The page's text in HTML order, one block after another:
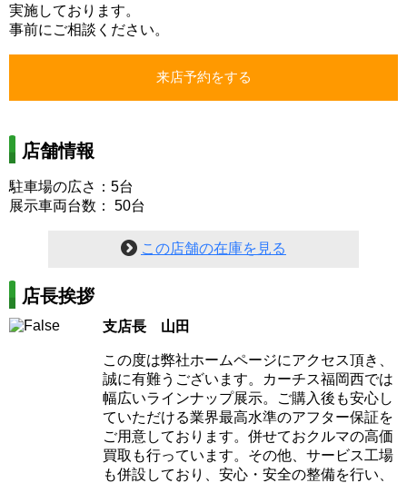
実施しております。
事前にご相談ください。
店舗情報
駐車場の広さ：5台
展示車両台数： 50台
この店舗の在庫を見る
店長挨拶
支店長 山田
この度は弊社ホームページにアクセス頂き、
誠に有難うございます。カーチス福岡西では
幅広いラインナップ展示。ご購入後も安心し
ていただける業界最高水準のアフター保証を
ご用意しております。併せておクルマの高価
買取も行っています。その他、サービス工場
も併設しており、安心・安全の整備を行い、